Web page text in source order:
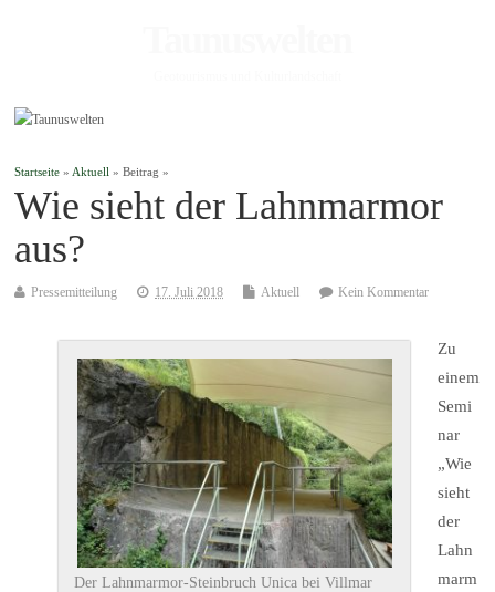
Startseite » Aktuell » Beitrag »
Wie sieht der Lahnmarmor
aus?
Pressemitteilung 17. Juli 2018 Aktuell Kein Kommentar
Der Lahnmarmor-Steinbruch Unica bei Villmar
Zu
einem
Semi
nar
„Wie
sieht
der
Lahn
marm